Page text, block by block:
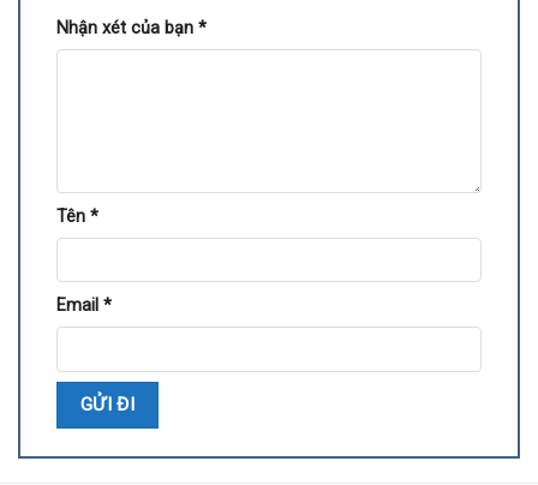
Nhận xét của bạn *
Tên *
Email *